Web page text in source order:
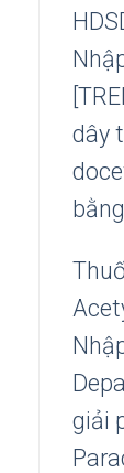
dây
giải